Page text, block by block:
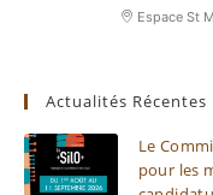
Espace St
Actualités Récentes
Le
pour les